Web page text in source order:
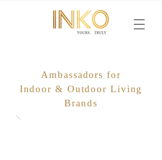
Ambassadors for
Indoor & Outdoor Living
Brands